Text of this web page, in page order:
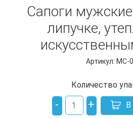
Сапоги
липучке,
Артикул: МС-
Количество
- + В